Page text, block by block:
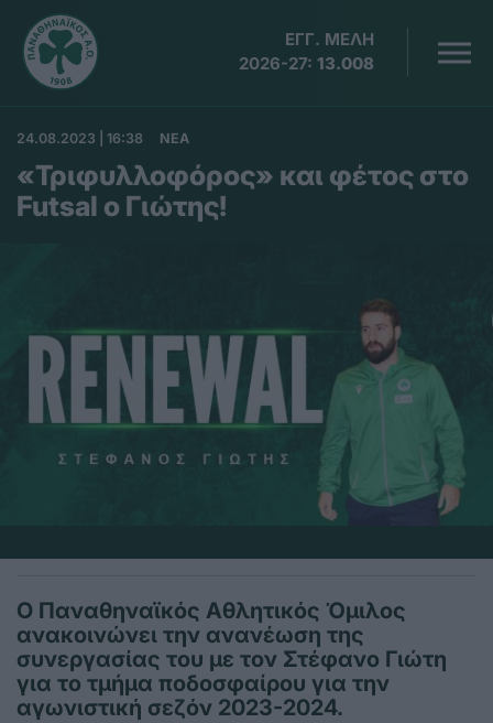
ΕΓΓ. ΜΕΛΗ
2026-27: 13.008
24.08.2023 | 16:38 ΝΕΑ
«Τριφυλλοφόρος» και φέτος στο
Futsal ο Γιώτης!
Ο Παναθηναϊκός Αθλητικός Όμιλος
ανακοινώνει την ανανέωση της
συνεργασίας του με τον Στέφανο Γιώτη
για το τμήμα ποδοσφαίρου για την
αγωνιστική σεζόν 2023-2024.